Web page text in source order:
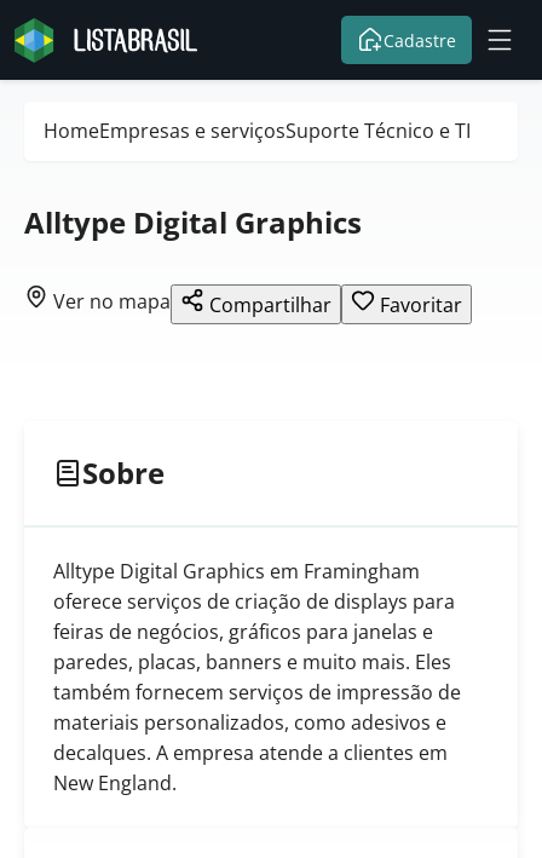
Cadastre
HomeEmpresas e serviçosSuporte Técnico e TI
Alltype Digital Graphics
Ver no mapa Compartilhar Favoritar
Sobre
Alltype Digital Graphics em Framingham
oferece serviços de criação de displays para
feiras de negócios, gráficos para janelas e
paredes, placas, banners e muito mais. Eles
também fornecem serviços de impressão de
materiais personalizados, como adesivos e
decalques. A empresa atende a clientes em
New England.